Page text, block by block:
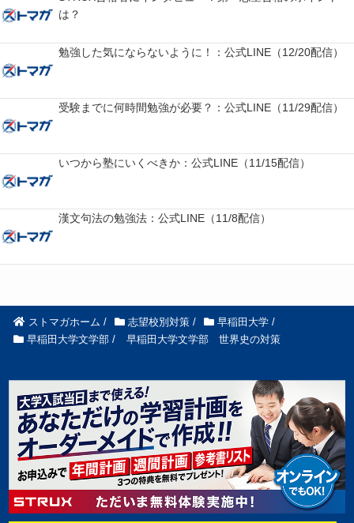
は？
勉強した気にならないように！：公式LINE（12/20配信）
受験までに何時間勉強が必要？：公式LINE（11/29配信）
いつから塾にいくべきか：公式LINE（11/15配信）
漢文句法の勉強法：公式LINE（11/8配信）
ストマガホーム / 志望校別対策 / 早稲田大学 /
早稲田大学文学部 / 早稲田大学文学部 世界史の対策